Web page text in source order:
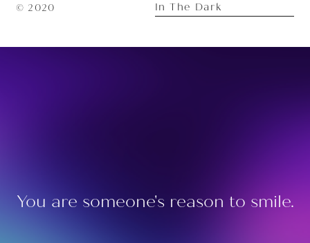
© 2020 In The Dark
You are someone's reason to smile.